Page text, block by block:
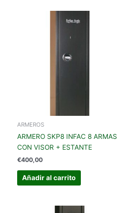
ARMEROS
ARMERO SKP8 INFAC 8 ARMAS
CON VISOR + ESTANTE
€400,00
Añadir al carrito